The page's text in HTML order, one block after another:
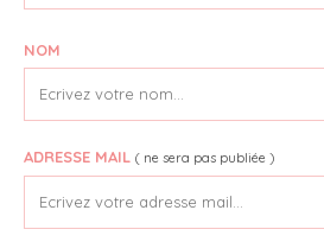
NOM
ADRESSE MAIL ( ne sera pas publiée )